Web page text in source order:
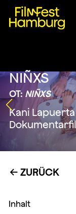
NIÑXS
OT: NIÑXS
Kani
← ZURÜCK
Inhalt